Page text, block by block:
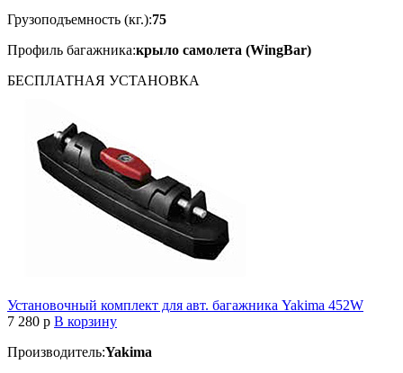
Грузоподъемность (кг.):75
Профиль багажника:крыло самолета (WingBar)
БЕСПЛАТНАЯ УСТАНОВКА
Установочный комплект для авт. багажника Yakima 452W
7 280 p В корзину
Производитель:Yakima